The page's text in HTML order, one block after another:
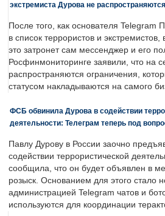
экстремиста Дурова не
После того, как основателя Telegram
в список террористов и экстремистов,
это затронет сам мессенджер и его
Росфинмониторинге заявили, что на
распространяются ограничения,
статусом накладываются на самого
ФСБ обвинила Дурова в содействии
деятельности: Телеграм теперь под
Павлу Дурову в России заочно
содействии террористической
сообщила, что он будет объявлен в
розыск. Основанием для этого стало
администрацией Telegram чатов и
используются для координации